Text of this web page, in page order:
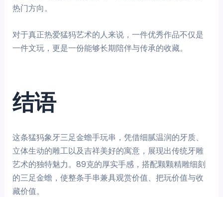
热门方向。
对于真正热爱猛犸艺术的人来说，一件优秀作品不仅是
一件文玩，更是一份能够长期陪伴与传承的收藏。
结语
这条猛犸象牙三足金蟾手玩串，凭借细腻温润的牙质、
立体生动的雕工以及吉祥美好的寓意，展现出传统牙雕
艺术的独特魅力。89克的厚实手感，搭配颗颗精雕细刻
的三足金蟾，使整条手串兼具观赏价值、把玩价值与收
藏价值。